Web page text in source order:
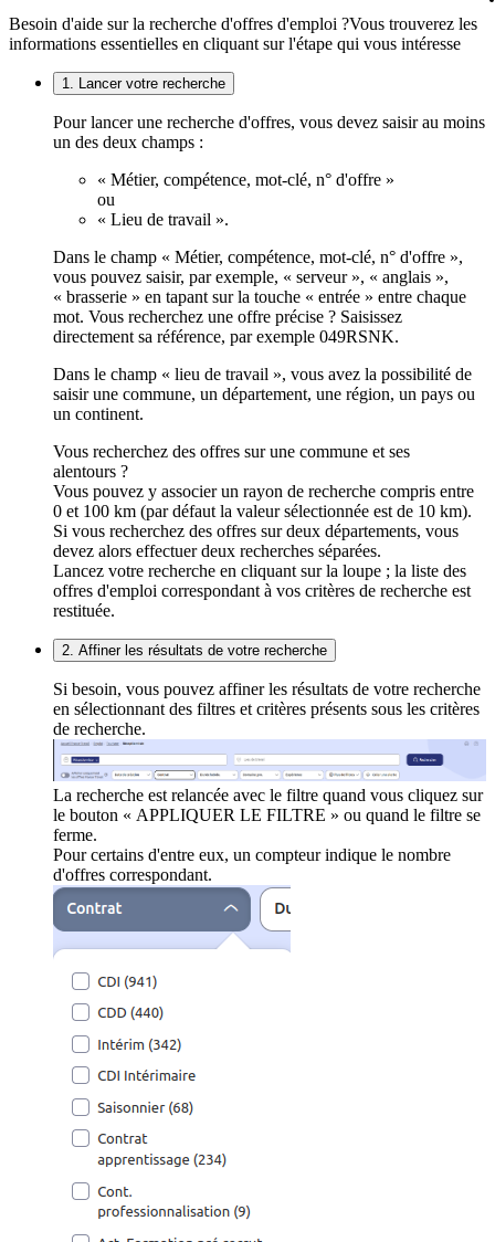
Besoin d'aide sur la recherche d'offres d'emploi ?Vous trouverez les
informations essentielles en cliquant sur l'étape qui vous intéresse
1. Lancer votre recherche
Pour lancer une recherche d'offres, vous devez saisir au moins
un des deux champs :
« Métier, compétence, mot-clé, n° d'offre »
ou
« Lieu de travail ».
Dans le champ « Métier, compétence, mot-clé, n° d'offre »,
vous pouvez saisir, par exemple, « serveur », « anglais »,
« brasserie » en tapant sur la touche « entrée » entre chaque
mot. Vous recherchez une offre précise ? Saisissez
directement sa référence, par exemple 049RSNK.
Dans le champ « lieu de travail », vous avez la possibilité de
saisir une commune, un département, une région, un pays ou
un continent.
Vous recherchez des offres sur une commune et ses
alentours ?
Vous pouvez y associer un rayon de recherche compris entre
0 et 100 km (par défaut la valeur sélectionnée est de 10 km).
Si vous recherchez des offres sur deux départements, vous
devez alors effectuer deux recherches séparées.
Lancez votre recherche en cliquant sur la loupe ; la liste des
offres d'emploi correspondant à vos critères de recherche est
restituée.
2. Affiner les résultats de votre recherche
Si besoin, vous pouvez affiner les résultats de votre recherche
en sélectionnant des filtres et critères présents sous les critères
de recherche.
La recherche est relancée avec le filtre quand vous cliquez sur
le bouton « APPLIQUER LE FILTRE » ou quand le filtre se
ferme.
Pour certains d'entre eux, un compteur indique le nombre
d'offres correspondant.